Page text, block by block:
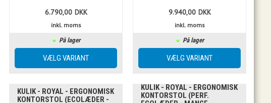
6.790,00 DKK
inkl. moms
På lager
9.940,00 DKK
inkl. moms
På lager
KULIK - ROYAL - ERGONOMISK
KONTORSTOL (ECOLÆDER -
KULIK - ROYAL - ERGONOMISK
KONTORSTOL (PERF.